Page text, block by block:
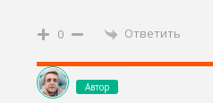
0 Ответить
Автор